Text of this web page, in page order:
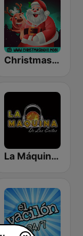
Christmas Radio
La Máquina de Los Exitos